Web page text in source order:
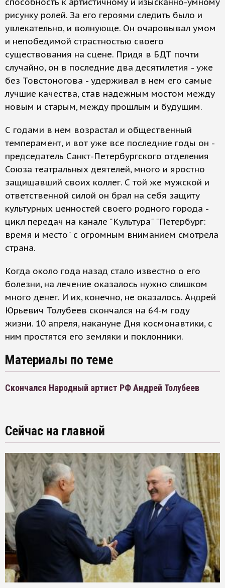
рисунку ролей. За его героями следить было и
увлекательно, и волнующе. Он очаровывал умом
и непобедимой страстностью своего
существования на сцене. Придя в БДТ почти
случайно, он в последние два десятилетия - уже
без Товстоногова - удерживал в нем его самые
лучшие качества, став надежным мостом между
новым и старым, между прошлым и будущим.
С годами в нем возрастал и общественный
темперамент, и вот уже все последние годы он -
председатель Санкт-Петербургского отделения
Союза театральных деятелей, много и яростно
защищавший своих коллег. С той же мужской и
ответственной силой он брал на себя защиту
культурных ценностей своего родного города -
цикл передач на канале "Культура" "Петербург:
время и место" с огромным вниманием смотрела
страна.
Когда около года назад стало известно о его
болезни, на лечение оказалось нужно слишком
много денег. И их, конечно, не оказалось. Андрей
Юрьевич Толубеев скончался на 64-м году
жизни. 10 апреля, накануне Дня космонавтики, с
ним простятся его земляки и поклонники.
Материалы по теме
Скончался Народный артист РФ Андрей Толубеев
Сейчас на главной